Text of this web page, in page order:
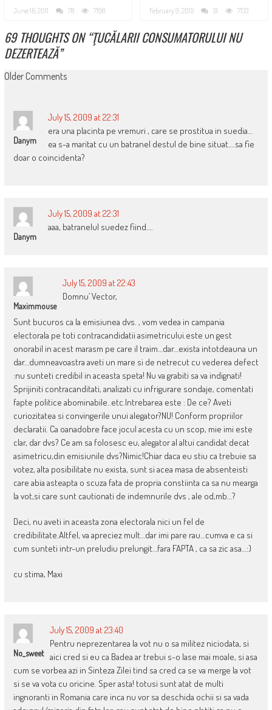
June 16, 2011 78 7198 February 9, 2015 51 7133
69 THOUGHTS ON “ŢUCĂLARII CONSUMATORULUI NU
DEZERTEAZĂ”
COMMENT
Older Comments
Danym
July 15, 2009 at 22:31
era una placinta pe vremuri , care se prostitua in suedia…
ea s-a maritat cu un batranel destul de bine situat….sa fie
doar o coincidenta?
Danym
July 15, 2009 at 22:31
aaa, batranelul suedez fiind….
Maximmouse
July 15, 2009 at 22:43
Domnu’ Vector,
Sunt bucuros ca la emisiunea dvs. , vom vedea in campania
electorala pe toti contracandidatii asimetricului.este un gest
onorabil in acest marasm pe care il traim…dar…exista intotdeauna un
dar…dumneavoastra aveti un mare si de netrecut cu vederea defect
:nu sunteti credibil in aceasta speta! Nu va grabiti sa va indignati!
Sprijiniti contracanditati, analizati cu infrigurare sondaje, comentati
fapte politice abominabile..etc.Intrebarea este : De ce? Aveti
curiozitatea si convingerile unui alegator?NU! Conform propriilor
declaratii. Ca oanadobre face jocul acesta cu un scop, mie imi este
clar, dar dvs? Ce am sa folosesc eu, alegator al altui candidat decat
asimetricu,din emisiunile dvs?Nimic!Chiar daca eu stiu ca trebuie sa
votez, alta posibilitate nu exista, sunt si acea masa de absenteisti
care abia asteapta o scuza fata de propria constiinta ca sa nu mearga
la vot,si care sunt cautionati de indemnurile dvs , ale od,mb…?
Deci, nu aveti in aceasta zona electorala nici un fel de
credibilitate.Altfel, va apreciez mult…dar imi pare rau…cumva e ca si
cum sunteti intr-un preludiu prelungit…fara FAPTA , ca sa zic asa…:)
cu stima, Maxi
No_sweet
July 15, 2009 at 23:40
Pentru neprezentarea la vot nu o sa militez niciodata, si
aici cred si eu ca Badea ar trebui s-o lase mai moale, si asa
cum se vorbea azi in Sinteza Zilei tind sa cred ca se va merge la vot
si se va vota cu oricine. Sper asta! totusi sunt atat de multi
ingnoranti in Romania care inca nu vor sa deschida ochii si sa vada